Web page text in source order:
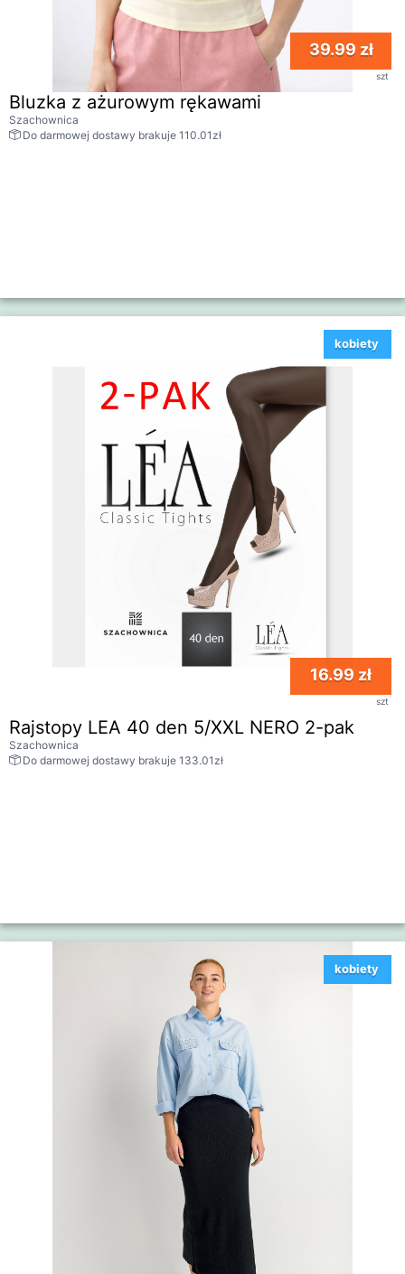
39.99 zł
szt
Bluzka z ażurowym rękawami
Szachownica
Do darmowej dostawy brakuje 110.01zł
kobiety
16.99 zł
szt
Rajstopy LEA 40 den 5/XXL NERO 2-pak
Szachownica
Do darmowej dostawy brakuje 133.01zł
kobiety